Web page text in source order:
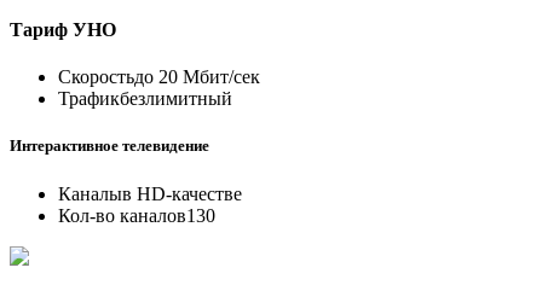
Тариф УНО
Скоростьдо 20 Мбит/сек
Трафикбезлимитный
Интерактивное телевидение
Каналыв HD-качестве
Кол-во каналов130